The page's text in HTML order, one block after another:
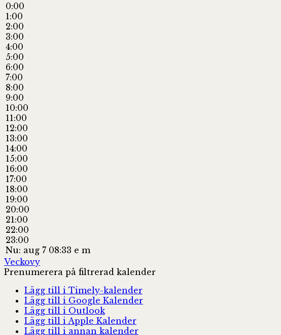
0:00
1:00
2:00
3:00
4:00
5:00
6:00
7:00
8:00
9:00
10:00
11:00
12:00
13:00
14:00
15:00
16:00
17:00
18:00
19:00
20:00
21:00
22:00
23:00
Nu: aug 7 08:33 e m
Veckovy
Prenumerera på filtrerad kalender
Lägg till i Timely-kalender
Lägg till i Google Kalender
Lägg till i Outlook
Lägg till i Apple Kalender
Lägg till i annan kalender